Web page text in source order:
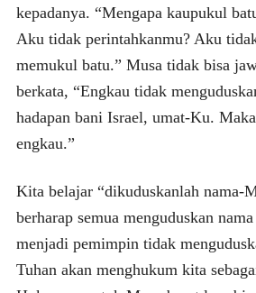
kepadanya. “Mengapa kaupukul
Aku tidak perintahkanmu? Aku
memukul batu.” Musa tidak bisa
berkata, “Engkau tidak
hadapan bani Israel, umat-Ku.
engkau.”
Kita belajar “dikuduskanlah nama-
berharap semua menguduskan
menjadi pemimpin tidak
Tuhan akan menghukum kita